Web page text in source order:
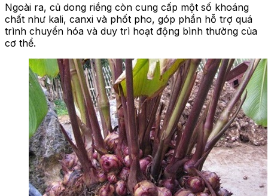
Ngoài ra, củ dong riềng còn cung cấp một số khoáng
chất như kali, canxi và phốt pho, góp phần hỗ trợ quá
trình chuyển hóa và duy trì hoạt động bình thường của
cơ thể.